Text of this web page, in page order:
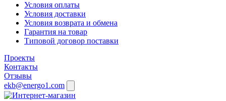
Условия оплаты
Условия доставки
Условия возврата и обмена
Гарантия на товар
Типовой договор поставки
Проекты
Контакты
Отзывы
ekb@energo1.com